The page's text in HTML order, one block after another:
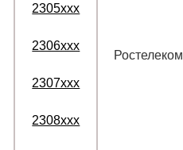
2305xxx
2306xxx
2307xxx
2308xxx
Ростелеком